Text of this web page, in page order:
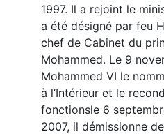
1997. Il a rejoint le
a été désigné par feu
chef de Cabinet du
Mohammed. Le 9
Mohammed VI le
à l’Intérieur et le
fonctionsle 6
2007, il démissionne